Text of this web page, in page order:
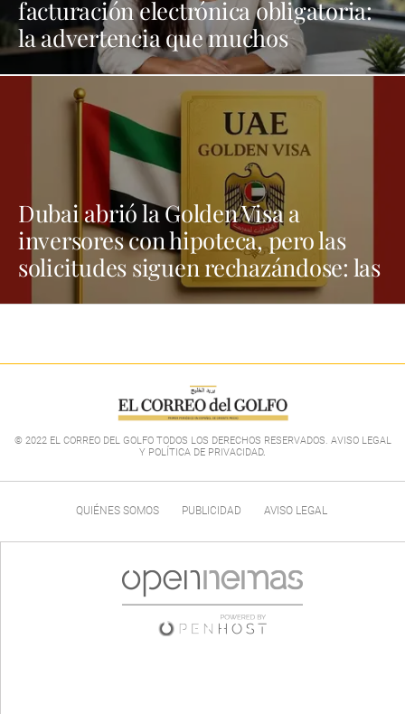
facturación electrónica obligatoria:
la advertencia que muchos
empresarios siguen sin entender
Dubai abrió la Golden Visa a
inversores con hipoteca, pero las
solicitudes siguen rechazándose: las
trampas que casi nadie cuenta
© 2022 EL CORREO DEL GOLFO TODOS LOS DERECHOS RESERVADOS. AVISO LEGAL
Y POLÍTICA DE PRIVACIDAD.
QUIÉNES SOMOS PUBLICIDAD AVISO LEGAL